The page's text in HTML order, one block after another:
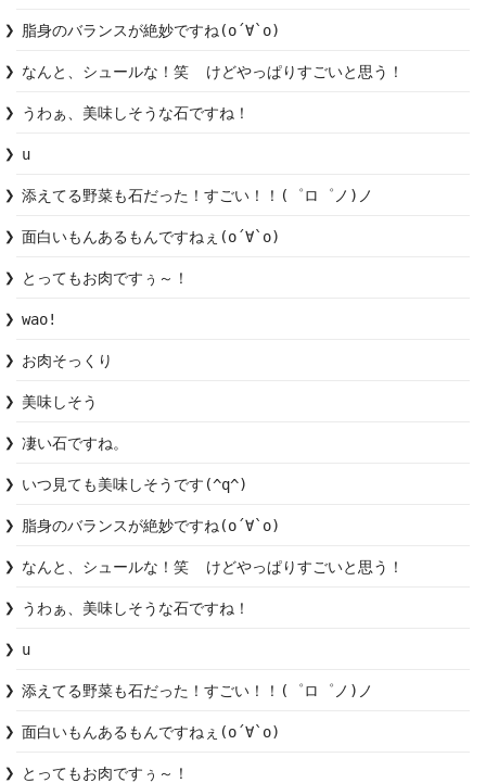
脂身のバランスが絶妙ですね(о´∀`о)
なんと、シュールな！笑  けどやっぱりすごいと思う！
うわぁ、美味しそうな石ですね！
u
添えてる野菜も石だった！すごい！！(゜ロ゜ノ)ノ
面白いもんあるもんですねぇ(о´∀`о)
とってもお肉ですぅ～！
wao!
お肉そっくり
凄い石ですね。
いつ見ても美味しそうです(^q^)
脂身のバランスが絶妙ですね(о´∀`о)
なんと、シュールな！笑  けどやっぱりすごいと思う！
うわぁ、美味しそうな石ですね！
u
添えてる野菜も石だった！すごい！！(゜ロ゜ノ)ノ
面白いもんあるもんですねぇ(о´∀`о)
とってもお肉ですぅ～！